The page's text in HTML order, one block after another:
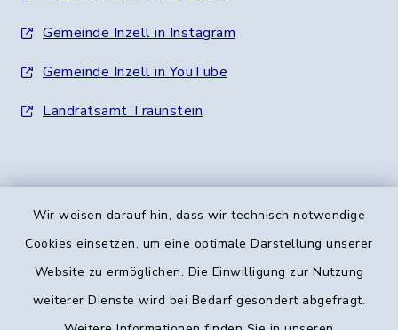
Wir weisen darauf hin, dass wir technisch notwendige
Cookies einsetzen, um eine optimale Darstellung unserer
Website zu ermöglichen. Die Einwilligung zur Nutzung
weiterer Dienste wird bei Bedarf gesondert abgefragt.
Gemeinde Inzell in Instagram
Gemeinde Inzell in YouTube
Landratsamt Traunstein
Kontakt